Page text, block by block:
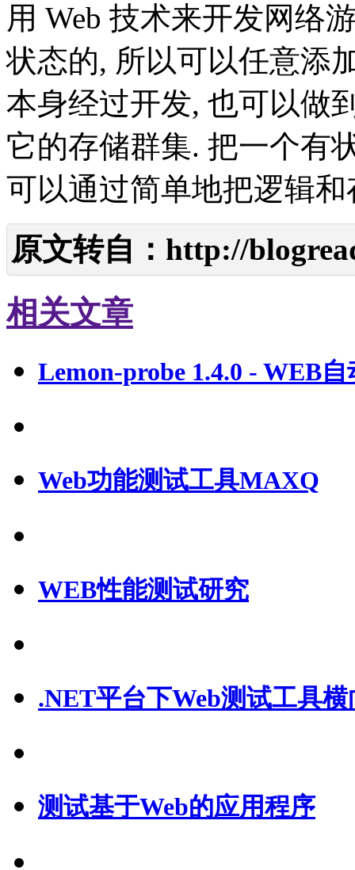
用 Web 技术来开发网络
状态的, 所以可以任意添
本身经过开发, 也可以做
它的存储群集. 把一个有
可以通过简单地把逻辑
原文转自： http://
相关文章
Lemon-probe 1.4.0 - WEB
Web功能测试工具MAXQ
WEB性能测试研究
.NET平台下Web测试工具
测试基于Web的应用程序